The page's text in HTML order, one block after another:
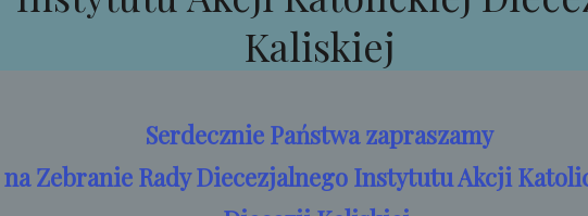
Kaliskiej
Serdecznie Państwa zapraszamy
na Zebranie Rady Diecezjalnego Instytutu Akcji